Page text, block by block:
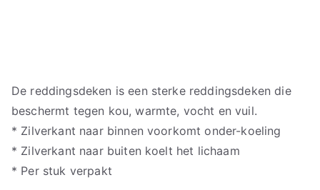
De reddingsdeken is een sterke reddingsdeken die
beschermt tegen kou, warmte, vocht en vuil.
* Zilverkant naar binnen voorkomt onder-koeling
* Zilverkant naar buiten koelt het lichaam
* Per stuk verpakt